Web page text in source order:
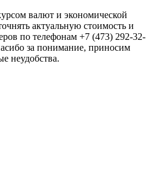
валют и экономической
актуальную стоимость и
по телефонам +7 (473) 292-32-
за понимание, приносим
неудобства.